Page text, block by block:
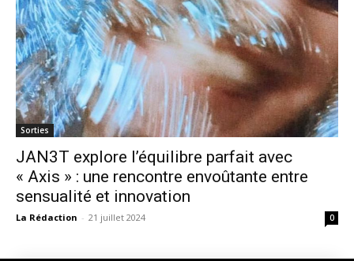
Sorties
JAN3T explore l’équilibre parfait avec
« Axis » : une rencontre envoûtante entre
sensualité et innovation
La Rédaction - 21 juillet 2024 0